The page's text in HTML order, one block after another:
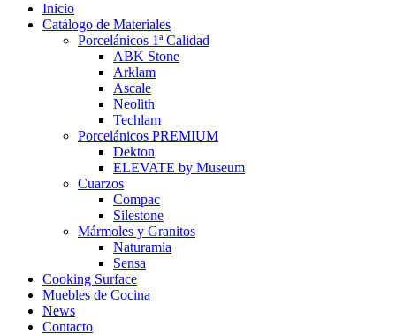
Inicio
Catálogo de Materiales
Porcelánicos 1ª Calidad
ABK Stone
Arklam
Ascale
Neolith
Techlam
Porcelánicos PREMIUM
Dekton
ELEVATE by Museum
Cuarzos
Compac
Silestone
Mármoles y Granitos
Naturamia
Sensa
Cooking Surface
Muebles de Cocina
News
Contacto